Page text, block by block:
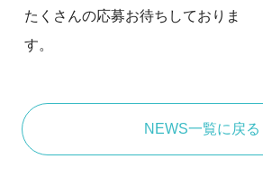
たくさんの応募お待ちしておりま
す。
NEWS一覧に戻る